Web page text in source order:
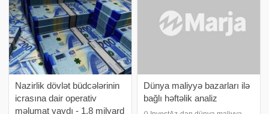
Nazirlik dövlət büdcələrinin
icrasına dair operativ
məlumat yaydı - 1,8 milyard
Dünya maliyyə bazarları ilə
bağlı həftəlik analiz